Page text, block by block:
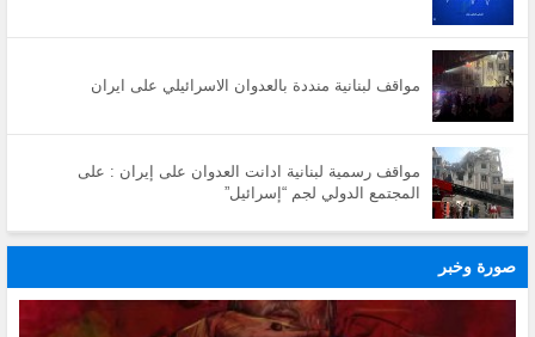
مواقف لبنانية منددة بالعدوان الاسرائيلي على ايران
مواقف رسمية لبنانية ادانت العدوان على إيران : على
المجتمع الدولي لجم “إسرائيل”
صورة وخبر